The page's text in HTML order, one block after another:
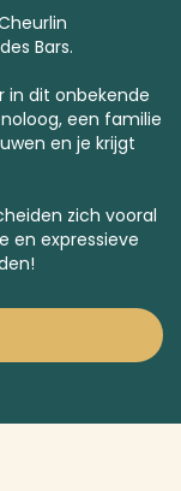
Bars.
in dit onbekende
een familie
en je krijgt
zich vooral
en expressieve